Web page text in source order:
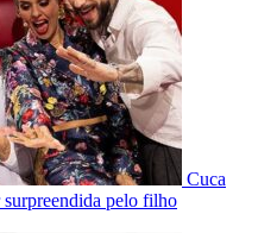
Cuca
surpreendida pelo filho